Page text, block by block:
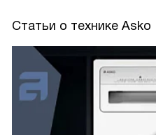
Статьи о технике Asko